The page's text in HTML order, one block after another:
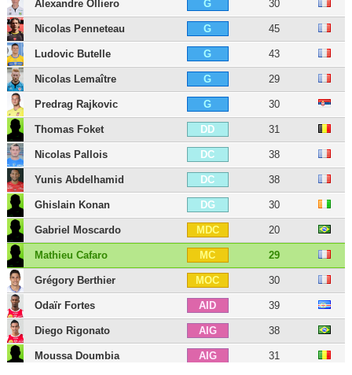
Alexandre Olliero
G 30
Nicolas Penneteau G 45
Ludovic Butelle G 43
Nicolas Lemaître G 29
Predrag Rajkovic G 30
Thomas Foket DD 31
Nicolas Pallois DC 38
Yunis Abdelhamid DC 38
Ghislain Konan DG 30
Gabriel Moscardo MDC 20
Mathieu Cafaro MC 29
Grégory Berthier MOC 30
Odaïr Fortes AID 39
Diego Rigonato AIG 38
Moussa Doumbia AIG 31